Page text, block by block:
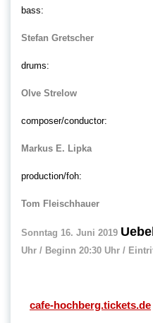
bass:
Stefan Gretscher
drums:
Olve Strelow
composer/conductor:
Markus E. Lipka
production/foh:
Tom Fleischhauer
Sonntag 16. Juni 2019
Uhr / Beginn 20:30 Uhr /
cafe-hochberg.tickets.de